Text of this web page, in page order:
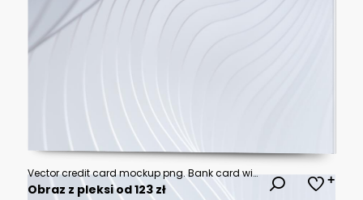
Vector credit card mockup png. Bank card with black and white design. Plastic card png.
Obraz z pleksi od 123 zł